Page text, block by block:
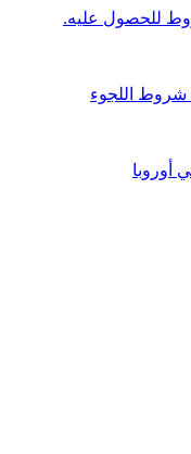
شروط اللجوء
أوروبا